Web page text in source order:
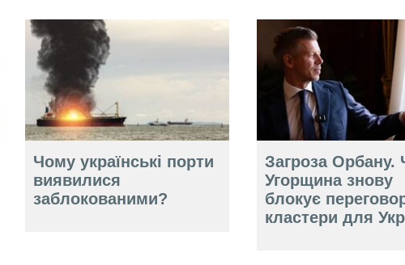
Чому українські порти
виявилися
заблокованими?
Загроза Орбану.
Угорщина знову
блокує
кластери для